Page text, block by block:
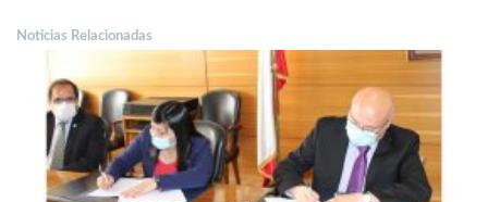
Noticias Relacionadas